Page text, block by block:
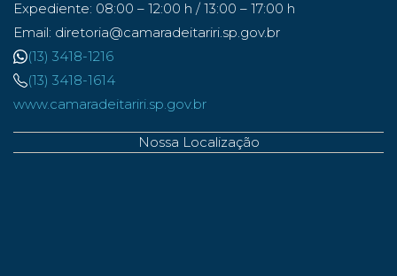
Expediente: 08:00 – 12:00 h / 13:00 – 17:00 h
Email: diretoria@camaradeitariri.sp.gov.br
(13) 3418-1216
(13) 3418-1614
www.camaradeitariri.sp.gov.br
Nossa Localização